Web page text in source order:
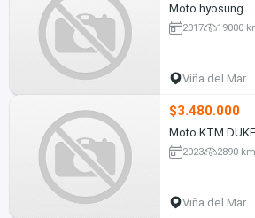
Moto hyosung
2017 19000
Viña del Mar
$3.480.000
Moto KTM
2023 2890 km
Viña del Mar